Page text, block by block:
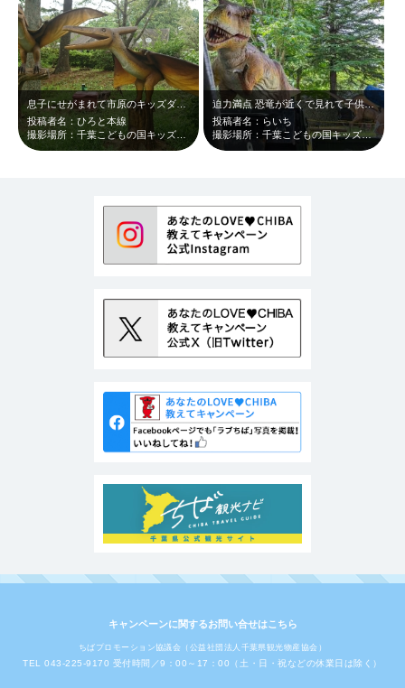
息子にせがまれて市原のキッズダムの大恐竜ランドに行って来ました。プテラノドンは…
投稿者名：ひろと本線
撮影場所：千葉こどもの国キッズダム
迫力満点 恐竜が近くで見れて子供もワクワクドキドキ！
投稿者名：らいち
撮影場所：千葉こどもの国キッズダム
キャンペーンに関するお問い合せはこちら
ちばプロモーション協議会（公益社団法人千葉県観光物産協会）
TEL 043-225-9170 受付時間／9：00～17：00（土・日・祝などの休業日は除く）